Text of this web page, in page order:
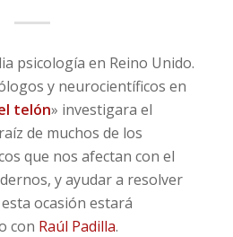
psicología en Reino Unido.
y neurocientíficos en
telón» investigara el
de muchos de los
que nos afectan con el
y ayudar a resolver
ocasión estará
con Raúl Padilla.